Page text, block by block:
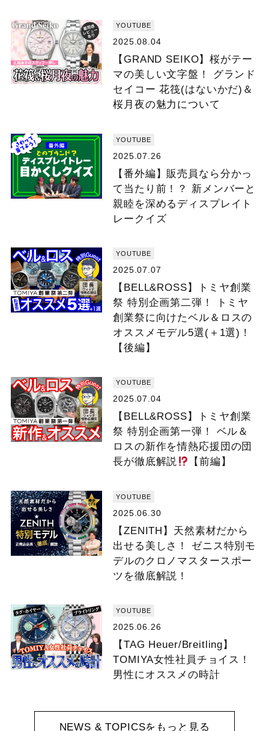
YOUTUBE
2025.08.04
【GRAND SEIKO】桜がテー
マの美しい文字盤！ グランド
セイコー 花筏(はないかだ)＆
桜月夜の魅力について
YOUTUBE
2025.07.26
【番外編】販売員なら分かっ
て当たり前！？ 新メンバーと
親睦を深めるディスプレイト
レークイズ
YOUTUBE
2025.07.07
【BELL&ROSS】トミヤ創業
祭 特別企画第二弾！ トミヤ
創業祭に向けたベル＆ロスの
オススメモデル5選(＋1選)！
【後編】
YOUTUBE
2025.07.04
【BELL&ROSS】トミヤ創業
祭 特別企画第一弾！ ベル＆
ロスの新作を情熱応援団の団
長が徹底解説
【前編】
YOUTUBE
2025.06.30
【ZENITH】天然素材だから
出せる美しさ！ ゼニス特別モ
デルのクロノマスタースポー
ツを徹底解説！
YOUTUBE
2025.06.26
【TAG Heuer/Breitling】
TOMIYA女性社員チョイス！
男性にオススメの時計
NEWS & TOPICSをもっと見る